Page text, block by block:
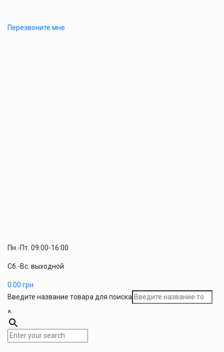
Перезвоните мне
Пн.-Пт. 09:00-16:00
Сб.-Вс. выходной
0.00 грн
Введите название товара для поиска
×